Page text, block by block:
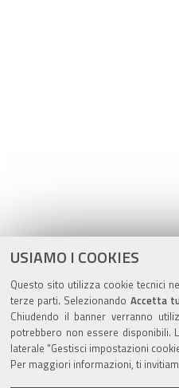
USIAMO I COOKIES
Questo sito utilizza cookie tecnici
terze parti. Selezionando Accetta
Chiudendo il banner verranno
potrebbero non essere disponibili.
laterale "Gestisci impostazioni
Per maggiori informazioni, ti